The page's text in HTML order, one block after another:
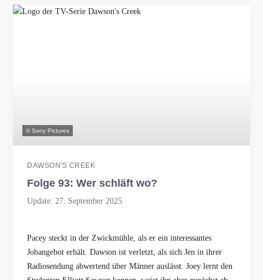
© Sony Pictures
DAWSON'S CREEK
Folge 93: Wer schläft wo?
Update: 27. September 2025
Pacey steckt in der Zwickmühle, als er ein interessantes
Jobangebot erhält. Dawson ist verletzt, als sich Jen in ihrer
Radiosendung abwertend über Männer auslässt. Joey lernt den